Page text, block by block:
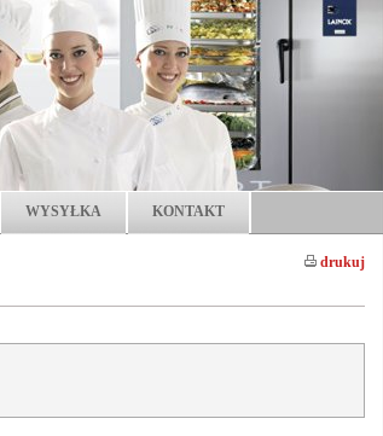
WYSYŁKA KONTAKT
drukuj